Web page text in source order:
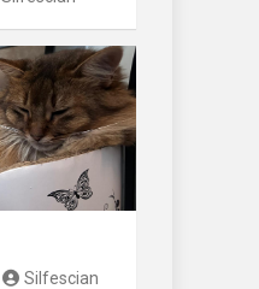
Silfescian